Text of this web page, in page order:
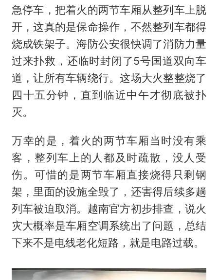
急停车，把着火的两节车厢从整列车上脱
开，这真的是保命操作，不然整列车都得
烧成铁架子。海防公安很快调了消防力量
过来扑救，还临时封闭了5号国道双向车
道，让所有车辆绕行。这场大火整整烧了
四十五分钟，直到临近中午才彻底被扑
灭。
万幸的是，着火的两节车厢当时没有乘
客，整列车上的人都及时疏散，没人受
伤。可惜的是两节车厢直接烧得只剩钢
架，里面的设施全毁了，还害得后续多趟
列车被迫取消。越南官方初步排查，说火
灾大概率是车厢空调系统出了问题，总结
下来不是电线老化短路，就是电路过载。